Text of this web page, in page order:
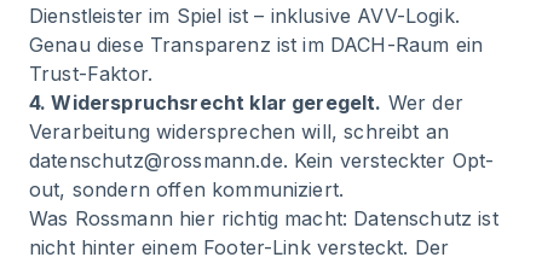
Dienstleister im Spiel ist – inklusive AVV-Logik.
Genau diese Transparenz ist im DACH-Raum ein
Trust-Faktor.
4. Widerspruchsrecht klar geregelt. Wer der
Verarbeitung widersprechen will, schreibt an
datenschutz@rossmann.de. Kein versteckter Opt-
out, sondern offen kommuniziert.
Was Rossmann hier richtig macht: Datenschutz ist
nicht hinter einem Footer-Link versteckt. Der